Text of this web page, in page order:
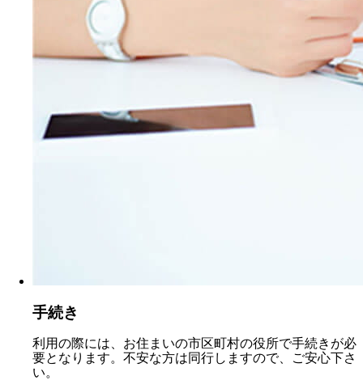
手続き
利用の際には、お住まいの市区町村の役所で手続きが必
要となります。不安な方は同行しますので、ご安心下さ
い。